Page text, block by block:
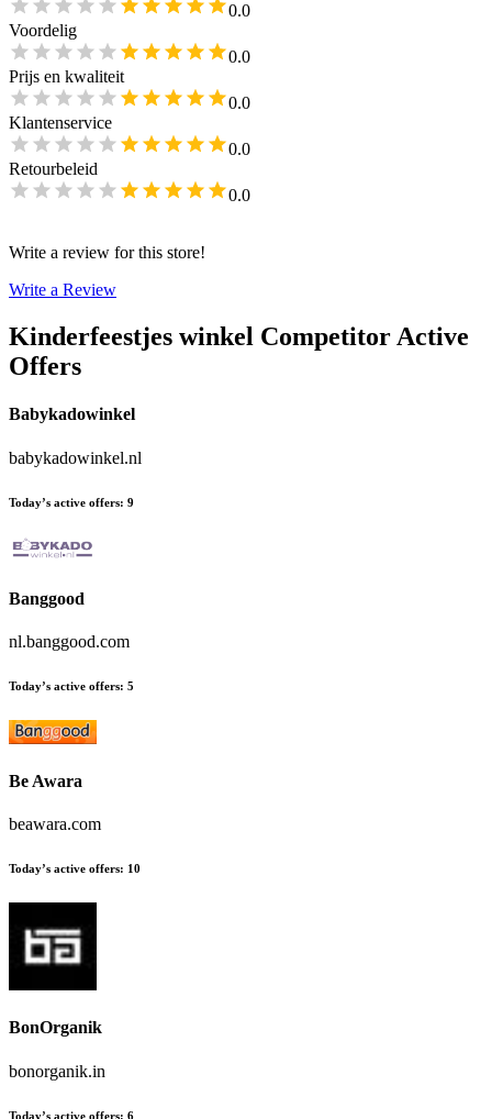
0.0
Voordelig
0.0
Prijs en kwaliteit
0.0
Klantenservice
0.0
Retourbeleid
0.0
Write a review for this store!
Write a Review
Kinderfeestjes winkel Competitor Active
Offers
Babykadowinkel
babykadowinkel.nl
Today’s active offers: 9
Banggood
nl.banggood.com
Today’s active offers: 5
Be Awara
beawara.com
Today’s active offers: 10
BonOrganik
bonorganik.in
Today’s active offers: 6